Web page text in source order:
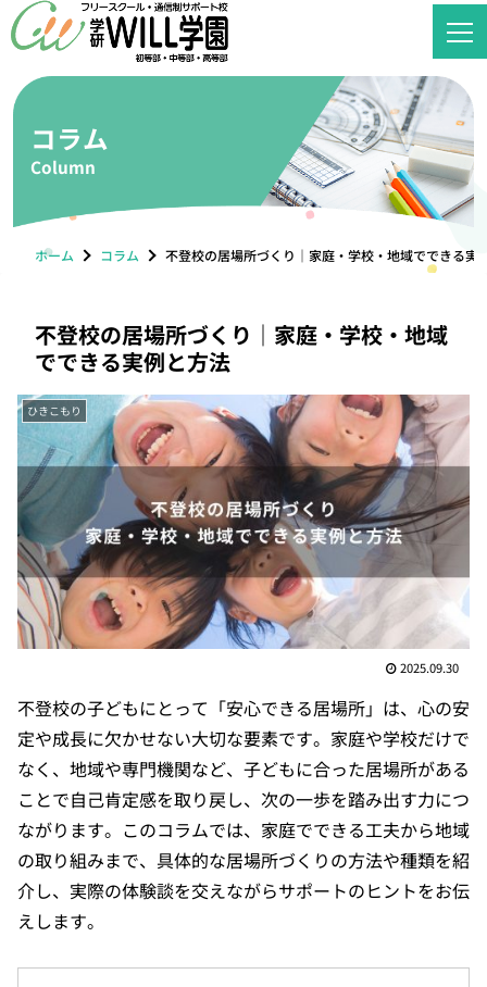
コラム
Column
ホーム コラム 不登校の居場所づくり｜家庭・学校・地域でできる実
不登校の居場所づくり｜家庭・学校・地域
でできる実例と方法
ひきこもり
2025.09.30
不登校の子どもにとって「安心できる居場所」は、心の安
定や成長に欠かせない大切な要素です。家庭や学校だけで
なく、地域や専門機関など、子どもに合った居場所がある
ことで自己肯定感を取り戻し、次の一歩を踏み出す力につ
ながります。このコラムでは、家庭でできる工夫から地域
の取り組みまで、具体的な居場所づくりの方法や種類を紹
介し、実際の体験談を交えながらサポートのヒントをお伝
えします。